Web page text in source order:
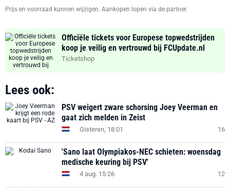
Prijs en voorraad kunnen wijzigen. Aankopen lopen via de partner.
Officiële tickets voor Europese topwedstrijden
koop je veilig en vertrouwd bij FCUpdate.nl
Ticketshop
Lees ook:
PSV weigert zware schorsing Joey Veerman en
gaat zich melden in Zeist
Gisteren, 18:01 16
'Sano laat Olympiakos-NEC schieten: woensdag
medische keuring bij PSV'
4 aug. 15:26 12